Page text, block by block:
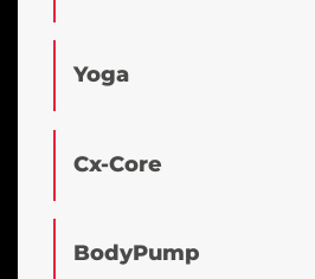
Yoga
Cx-Core
BodyPump